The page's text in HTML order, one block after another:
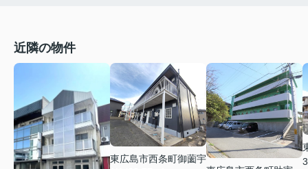
近隣の物件
東広島市西条町御薗宇